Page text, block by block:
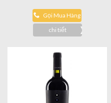
Gọi Mua Hàng
chi tiết